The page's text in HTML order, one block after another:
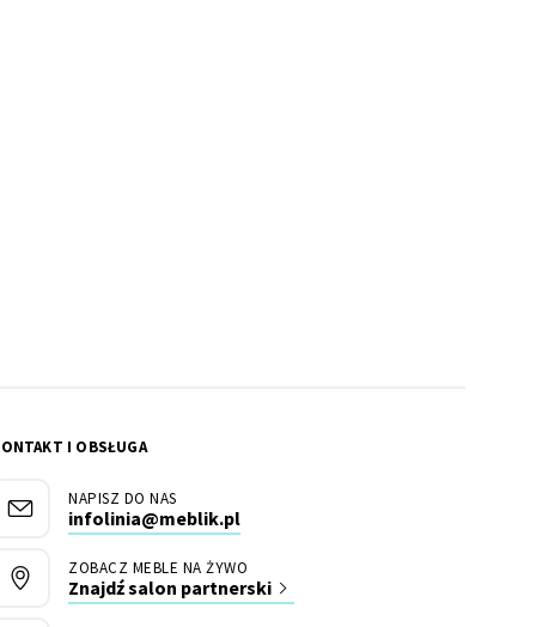
I OBSŁUGA
NAPISZ DO NAS
infolinia@meblik.pl
ZOBACZ MEBLE NA ŻYWO
Znajdź salon partnerski